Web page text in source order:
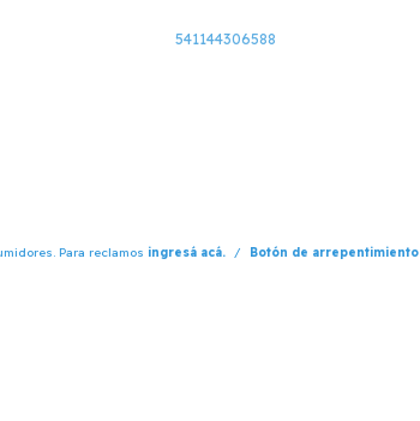
541144306588
Para reclamos ingresá acá. / Botón de arrepentimiento